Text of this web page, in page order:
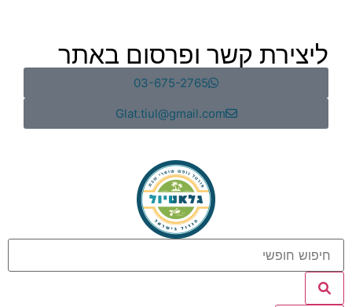
ליצירת קשר ופרסום באתר
03-675-2765
Glat.tiul@gmail.com